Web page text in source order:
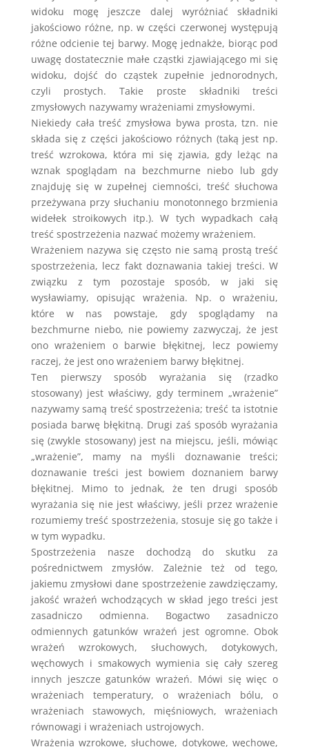
widoku mogę jeszcze dalej wyróżniać składniki
jakościowo różne, np. w części czerwonej występują
różne odcienie tej barwy. Mogę jednakże, biorąc pod
uwagę dostatecznie małe cząstki zjawiającego mi się
widoku, dojść do cząstek zupełnie jednorodnych,
czyli prostych. Takie proste składniki treści
zmysłowych nazywamy wrażeniami zmysłowymi.
Niekiedy cała treść zmysłowa bywa prosta, tzn. nie
składa się z części jakościowo różnych (taką jest np.
treść wzrokowa, która mi się zjawia, gdy leżąc na
wznak spoglądam na bezchmurne niebo lub gdy
znajduję się w zupełnej ciemności, treść słuchowa
przeżywana przy słuchaniu monotonnego brzmienia
widełek stroikowych itp.). W tych wypadkach całą
treść spostrzeżenia nazwać możemy wrażeniem.
Wrażeniem nazywa się często nie samą prostą treść
spostrzeżenia, lecz fakt doznawania takiej treści. W
związku z tym pozostaje sposób, w jaki się
wysławiamy, opisując wrażenia. Np. o wrażeniu,
które w nas powstaje, gdy spoglądamy na
bezchmurne niebo, nie powiemy zazwyczaj, że jest
ono wrażeniem o barwie błękitnej, lecz powiemy
raczej, że jest ono wrażeniem barwy błękitnej.
Ten pierwszy sposób wyrażania się (rzadko
stosowany) jest właściwy, gdy terminem „wrażenie”
nazywamy samą treść spostrzeżenia; treść ta istotnie
posiada barwę błękitną. Drugi zaś sposób wyrażania
się (zwykle stosowany) jest na miejscu, jeśli, mówiąc
„wrażenie”, mamy na myśli doznawanie treści;
doznawanie treści jest bowiem doznaniem barwy
błękitnej. Mimo to jednak, że ten drugi sposób
wyrażania się nie jest właściwy, jeśli przez wrażenie
rozumiemy treść spostrzeżenia, stosuje się go także i
w tym wypadku.
Spostrzeżenia nasze dochodzą do skutku za
pośrednictwem zmysłów. Zależnie też od tego,
jakiemu zmysłowi dane spostrzeżenie zawdzięczamy,
jakość wrażeń wchodzących w skład jego treści jest
zasadniczo odmienna. Bogactwo zasadniczo
odmiennych gatunków wrażeń jest ogromne. Obok
wrażeń wzrokowych, słuchowych, dotykowych,
węchowych i smakowych wymienia się cały szereg
innych jeszcze gatunków wrażeń. Mówi się więc o
wrażeniach temperatury, o wrażeniach bólu, o
wrażeniach stawowych, mięśniowych, wrażeniach
równowagi i wrażeniach ustrojowych.
Wrażenia wzrokowe, słuchowe, dotykowe, węchowe,